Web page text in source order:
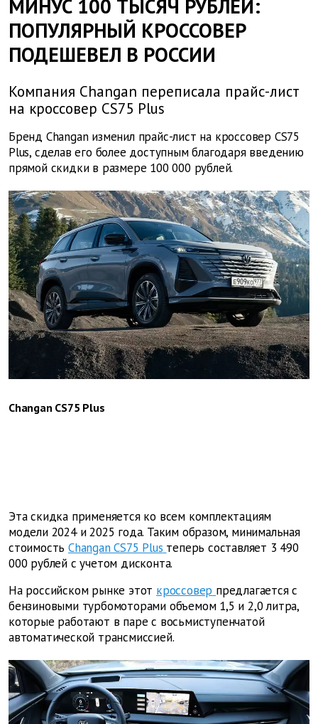
МИНУС 100 ТЫСЯЧ РУБЛЕЙ:
ПОПУЛЯРНЫЙ КРОССОВЕР
ПОДЕШЕВЕЛ В РОССИИ
Компания Changan переписала прайс-лист
на кроссовер CS75 Plus
Бренд Changan изменил прайс-лист на кроссовер CS75
Plus, сделав его более доступным благодаря введению
прямой скидки в размере 100 000 рублей.
Changan CS75 Plus
Эта скидка применяется ко всем комплектациям
модели 2024 и 2025 года. Таким образом, минимальная
стоимость Changan CS75 Plus теперь составляет 3 490
000 рублей с учетом дисконта.
На российском рынке этот кроссовер предлагается с
бензиновыми турбомоторами объемом 1,5 и 2,0 литра,
которые работают в паре с восьмиступенчатой
автоматической трансмиссией.